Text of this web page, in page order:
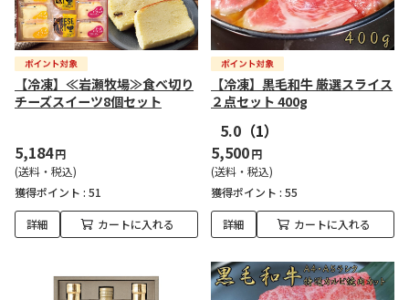
【冷凍】≪岩瀬牧場≫食べ切り
チーズスイーツ8個セット
5,184円
(送料・税込)
獲得ポイント : 51
詳細 カートに入れる
【冷凍】黒毛和牛 厳選スライス
２点セット 400g
5.0 （1）
5,500円
(送料・税込)
獲得ポイント : 55
詳細 カートに入れる